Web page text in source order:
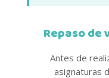
Repaso de
Antes de
asignaturas